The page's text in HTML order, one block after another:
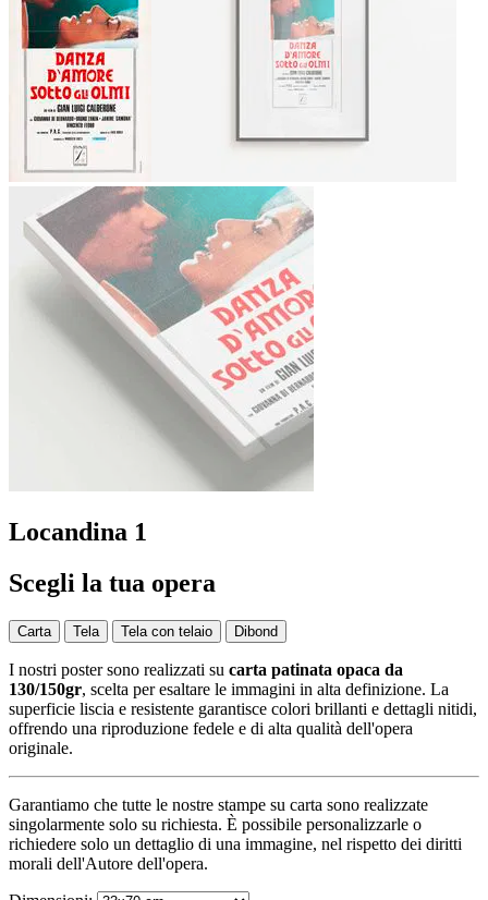
Locandina 1
Scegli la tua opera
Carta Tela Tela con telaio Dibond
I nostri poster sono realizzati su carta patinata opaca da
130/150gr, scelta per esaltare le immagini in alta definizione. La
superficie liscia e resistente garantisce colori brillanti e dettagli nitidi,
offrendo una riproduzione fedele e di alta qualità dell'opera
originale.
Garantiamo che tutte le nostre stampe su carta sono realizzate
singolarmente solo su richiesta. È possibile personalizzarle o
richiedere solo un dettaglio di una immagine, nel rispetto dei diritti
morali dell'Autore dell'opera.